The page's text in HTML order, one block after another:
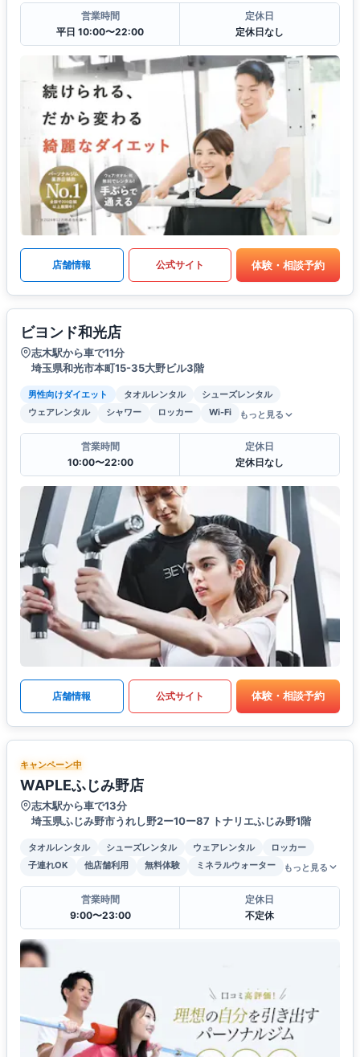
営業時間
平日 10:00〜22:00
定休日
定休日なし
店舗情報 公式サイト 体験・相談予約
ビヨンド和光店
志木駅から車で11分
埼玉県和光市本町15-35大野ビル3階
男性向けダイエット タオルレンタル
シューズレンタル
ウェアレンタル
シャワー ロッカー Wi-Fi もっと見る
営業時間
10:00〜22:00
定休日
定休日なし
店舗情報 公式サイト 体験・相談予約
キャンペーン中
WAPLEふじみ野店
志木駅から車で13分
埼玉県ふじみ野市うれし野2ー10ー87 トナリエふじみ野1階
タオルレンタル シューズレンタル ウェアレンタル
ロッカー
子連れOK
他店舗利用 無料体験 ミネラルウォーター もっと見る
営業時間
9:00〜23:00
定休日
不定休